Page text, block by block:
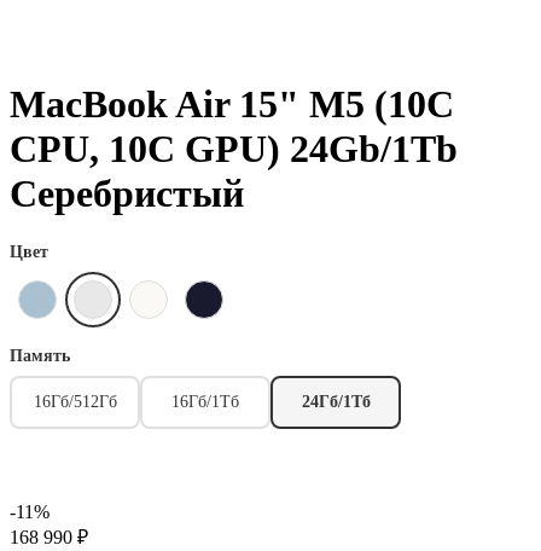
MacBook Air 15" М5 (10C
CPU, 10C GPU) 24Gb/1Tb
Серебристый
Цвет
Память
16Гб/512Гб 16Гб/1Тб 24Гб/1Тб
-11%
168 990 ₽